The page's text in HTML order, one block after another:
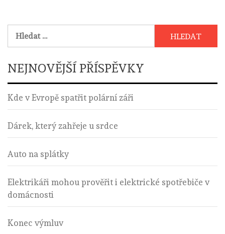
Vyhledávání
NEJNOVĚJŠÍ PŘÍSPĚVKY
Kde v Evropě spatřit polární záři
Dárek, který zahřeje u srdce
Auto na splátky
Elektrikáři mohou prověřit i elektrické spotřebiče v
domácnosti
Konec výmluv